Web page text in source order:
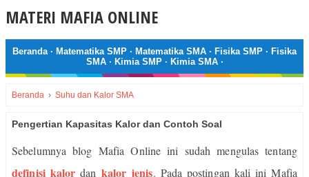
MATERI MAFIA ONLINE
Beranda· Matematika SMP · Matematika SMA · Fisika SMP · Fisika
SMA· Kimia SMP· Kimia SMA·
Beranda › Suhu dan Kalor SMA
Pengertian Kapasitas Kalor dan Contoh Soal
Sebelumnya blog Mafia Online ini sudah mengulas tentang
definisi kalor dan kalor jenis. Pada postingan kali ini Mafia